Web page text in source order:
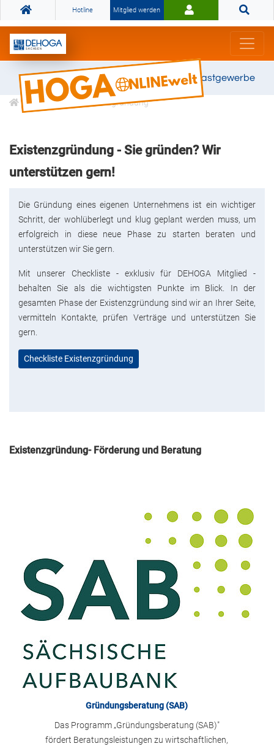
Hotline Mitglied werden
Gemeinsam stark für das Gastgewerbe
Karriere Existenzgründung
Existenzgründung - Sie gründen? Wir
unterstützen gern!
Die Gründung eines eigenen Unternehmens ist ein wichtiger
Schritt, der wohlüberlegt und klug geplant werden muss, um
erfolgreich in diese neue Phase zu starten beraten und
unterstützen wir Sie gern.
Mit unserer Checkliste - exklusiv für DEHOGA Mitglied -
behalten Sie als die wichtigsten Punkte im Blick. In der
gesamten Phase der Existenzgründung sind wir an Ihrer Seite,
vermitteln Kontakte, prüfen Verträge und unterstützen Sie
gern.
Checkliste Existenzgründung
Existenzgründung- Förderung und Beratung
Gründungsberatung (SAB)
Das Programm „Gründungsberatung (SAB)"
fördert Beratungsleistungen zu wirtschaftlichen,